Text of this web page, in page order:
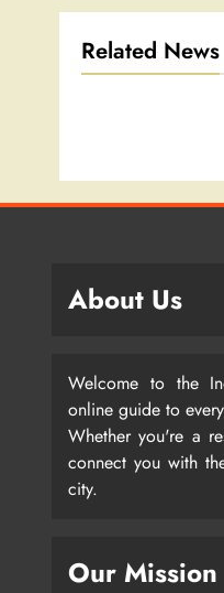
Related News
About Us
Welcome to the
online guide to
Whether you're a
connect you with
city.
Our Mission